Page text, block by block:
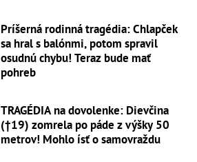
Príšerná rodinná tragédia: Chlapček
sa hral s balónmi, potom spravil
osudnú chybu! Teraz bude mať
pohreb
TRAGÉDIA na dovolenke: Dievčina
(†19) zomrela po páde z výšky 50
metrov! Mohlo ísť o samovraždu